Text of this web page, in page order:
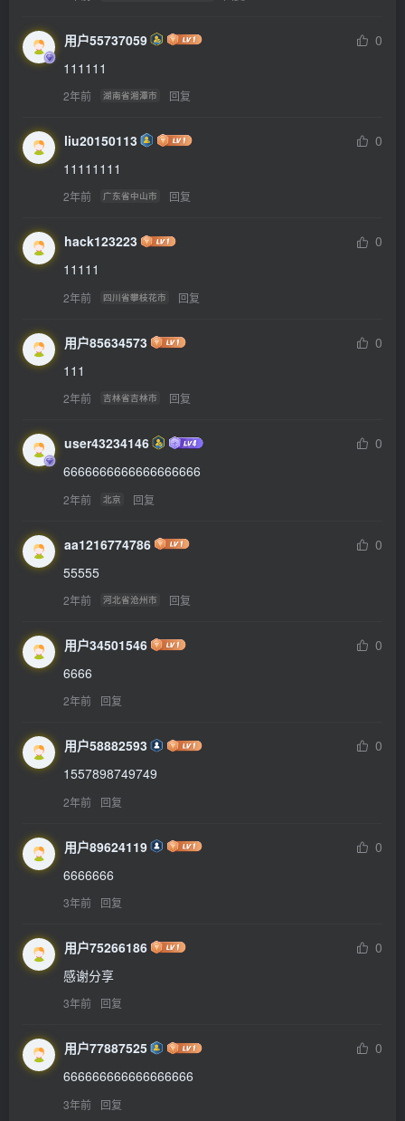
用户55737059
0
111111
2年前 湖南省湘潭市 回复
liu20150113
0
11111111
2年前 广东省中山市 回复
hack123223
0
11111
2年前 四川省攀枝花市 回复
用户85634573
0
111
2年前 吉林省吉林市 回复
user43234146
0
6666666666666666666
2年前 北京 回复
aa1216774786
0
55555
2年前 河北省沧州市 回复
用户34501546
0
6666
2年前 回复
用户58882593
0
1557898749749
2年前 回复
用户89624119
0
6666666
3年前 回复
用户75266186
0
感谢分享
3年前 回复
用户77887525
0
666666666666666666
3年前 回复